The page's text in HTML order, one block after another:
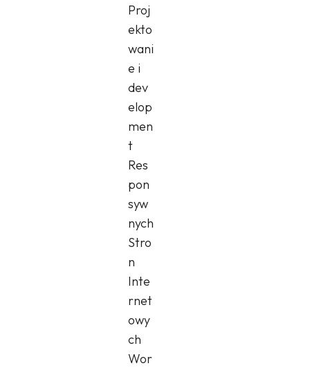
Proj
ekto
wani
e i
dev
elop
men
t
Res
pon
syw
nych
Stro
n
Inte
rnet
owy
ch
Wor